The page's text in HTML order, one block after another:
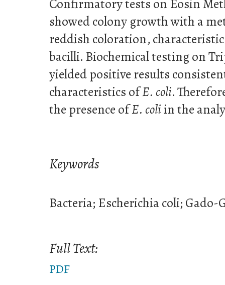
Confirmatory tests on Eosin
showed colony growth with a
reddish coloration,
bacilli. Biochemical testing on
yielded positive results
characteristics ofE. coli.
the presence ofE. coliin the
Keywords
Bacteria; Escherichia coli; Gado-
Full Text:
PDF